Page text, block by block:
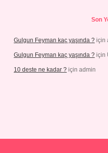
Son
Gulgun Feyman kaç yaşında ? için
Gulgun Feyman kaç yaşında ? için
10 deste ne kadar ? için admin